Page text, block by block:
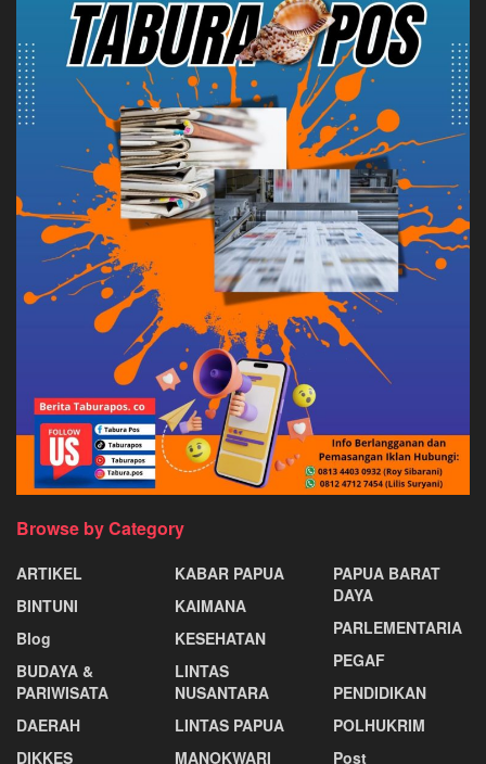
Browse by Category
ARTIKEL
BINTUNI
Blog
BUDAYA &
PARIWISATA
DAERAH
DIKKES
KABAR PAPUA
KAIMANA
KESEHATAN
LINTAS
NUSANTARA
LINTAS PAPUA
MANOKWARI
PAPUA BARAT
DAYA
PARLEMENTARIA
PEGAF
PENDIDIKAN
POLHUKRIM
Post